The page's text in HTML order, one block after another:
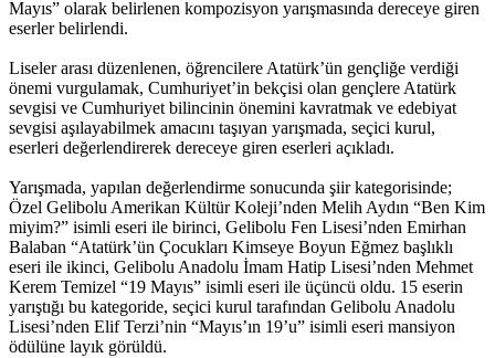
Mayıs” olarak belirlenen kompozisyon yarışmasında dereceye giren
eserler belirlendi.
Liseler arası düzenlenen, öğrencilere Atatürk’ün gençliğe verdiği
önemi vurgulamak, Cumhuriyet’in bekçisi olan gençlere Atatürk
sevgisi ve Cumhuriyet bilincinin önemini kavratmak ve edebiyat
sevgisi aşılayabilmek amacını taşıyan yarışmada, seçici kurul,
eserleri değerlendirerek dereceye giren eserleri açıkladı.
Yarışmada, yapılan değerlendirme sonucunda şiir kategorisinde;
Özel Gelibolu Amerikan Kültür Koleji’nden Melih Aydın “Ben Kim
miyim?” isimli eseri ile birinci, Gelibolu Fen Lisesi’nden Emirhan
Balaban “Atatürk’ün Çocukları Kimseye Boyun Eğmez başlıklı
eseri ile ikinci, Gelibolu Anadolu İmam Hatip Lisesi’nden Mehmet
Kerem Temizel “19 Mayıs” isimli eseri ile üçüncü oldu. 15 eserin
yarıştığı bu kategoride, seçici kurul tarafından Gelibolu Anadolu
Lisesi’nden Elif Terzi’nin “Mayıs’ın 19’u” isimli eseri mansiyon
ödülüne layık görüldü.